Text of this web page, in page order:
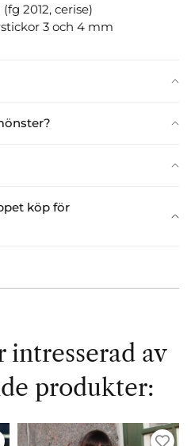
köp för
2012, cerise)
3 och 4 mm
intresserad av
produkter: